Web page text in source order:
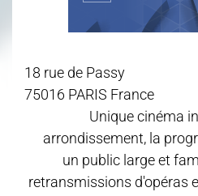
18 rue de Passy
75016 PARIS France
Unique cinéma
arrondissement, la
un public large et
retransmissions d'opéras